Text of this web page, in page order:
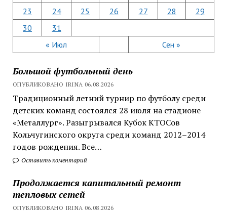
« Июл Сен »
23
24 25 26 27 28
29
30
31
Большой футбольный день
ОПУБЛИКОВАНО IRINA 06.08.2026
Традиционный летний турнир по футболу среди
детских команд состоялся 28 июля на стадионе
«Металлург». Разыгрывался Кубок КТОСов
Кольчугинского округа среди команд 2012–2014
годов рождения. Все…
Оставить коментарий
Продолжается капитальный ремонт
тепловых сетей
ОПУБЛИКОВАНО IRINA 06.08.2026